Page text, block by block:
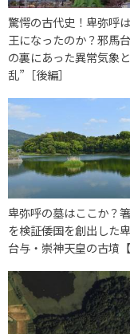
驚愕の古代史！卑弥呼
王になったのか？邪馬
の裏にあった異常気象
乱”［後編］
卑弥呼の墓はここか？
を検証――倭国を創出した
台与・崇神天皇の古墳【